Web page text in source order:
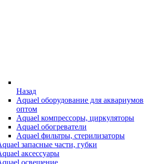
Назад
Aquael оборудование для аквариумов
оптом
Aquael компрессоры, циркуляторы
Aquael обогреватели
Aquael фильтры, стерилизаторы
запасные части, губки
аксессуары
освещение